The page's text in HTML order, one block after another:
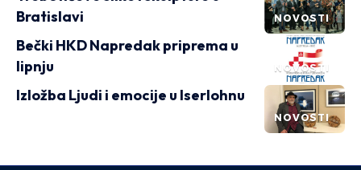
NOVOSTI
Bratislavi
NOVOSTI
Bečki HKD Napredak priprema u
lipnju
NOVOSTI
Izložba Ljudi i emocije u Iserlohnu